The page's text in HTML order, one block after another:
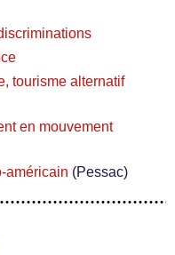
tourisme alternatif
en mouvement
américain (Pessac)